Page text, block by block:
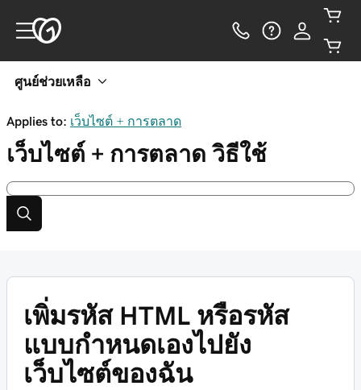
ศูนย์ช่วยเหลือ
Applies to: เว็บไซต์ + การตลาด
เว็บไซต์ + การตลาด วิธีใช้
เพิ่มรหัส HTML หรือรหัส
แบบกำหนดเองไปยัง
เว็บไซต์ของฉัน